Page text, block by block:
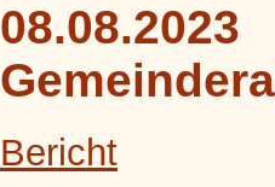
08.08.2023
Bericht